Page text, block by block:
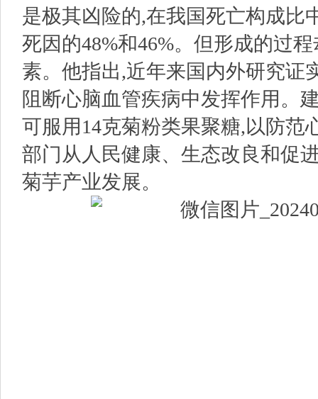
是极其凶险的,在我国死亡构成比
死因的48%和46%。但形成的过
素。他指出,近年来国内外研究证
阻断心脑血管疾病中发挥作用。
可服用14克菊粉类果聚糖,以防范
部门从人民健康、生态改良和促
菊芋产业发展。